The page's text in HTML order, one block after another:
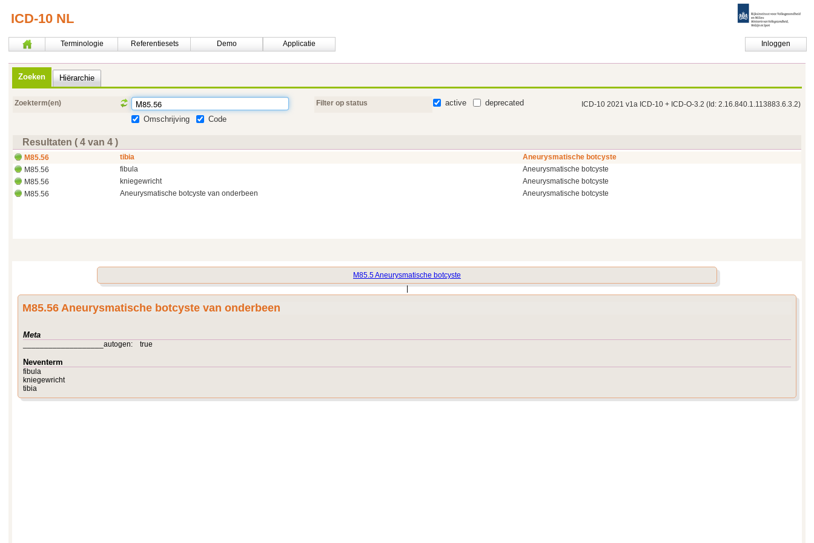
ICD-10 NL
Terminologie Referentiesets Demo Applicatie Inloggen
Zoeken Hiërarchie
Zoekterm(en) Filter op status active deprecated ICD-10 2021 v1a ICD-10 + ICD-O-3.2 (Id: 2.16.840.1.113883.6.3.2)
Omschrijving Code
Resultaten ( 4 van 4 )
M85.56 tibia
Aneurysmatische botcyste
M85.56
fibula
Aneurysmatische botcyste
M85.56
kniegewricht
Aneurysmatische botcyste
M85.56
Aneurysmatische botcyste van onderbeen Aneurysmatische botcyste